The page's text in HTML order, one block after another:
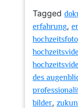
Tagged
erfahrung,
des
bilder,